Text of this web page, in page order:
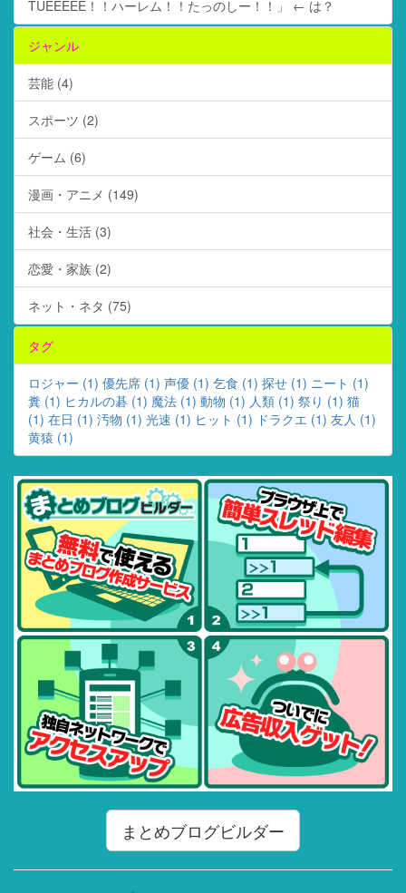
TUEEEEE！！ハーレム！！たっのしー！！」 ← は？
ジャンル
芸能 (4)
スポーツ (2)
ゲーム (6)
漫画・アニメ (149)
社会・生活 (3)
恋愛・家族 (2)
ネット・ネタ (75)
タグ
ロジャー (1) 優先席 (1) 声優 (1) 乞食 (1) 探せ (1) ニート (1)
糞 (1) ヒカルの碁 (1) 魔法 (1) 動物 (1) 人類 (1) 祭り (1) 猫
(1) 在日 (1) 汚物 (1) 光速 (1) ヒット (1) ドラクエ (1) 友人 (1)
黄猿 (1)
まとめブログビルダー